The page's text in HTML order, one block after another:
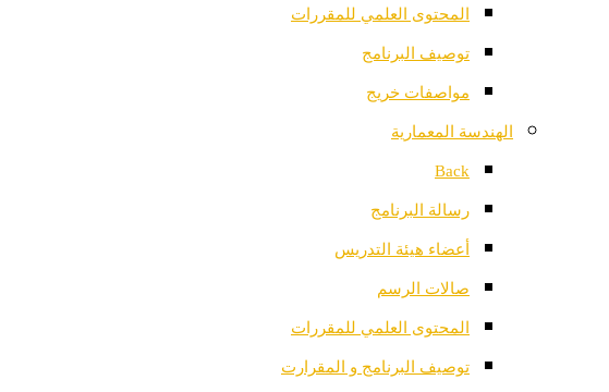
المحتوى العلمي للمقررات
توصيف البرنامج
مواصفات خريج
الهندسة المعمارية
Back
رسالة البرنامج
أعضاء هيئة التدريس
صالات الرسم
المحتوى العلمي للمقررات
توصيف البرنامج و المقرارت